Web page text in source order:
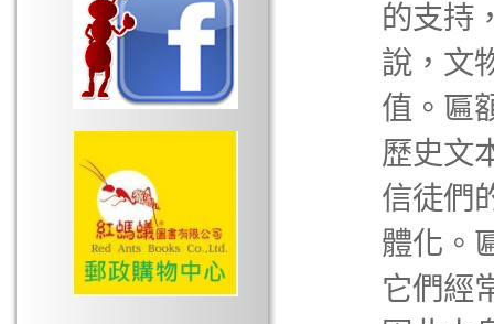
的支持
說，文
值。匾
歷史文
信徒們
體化。
它們經